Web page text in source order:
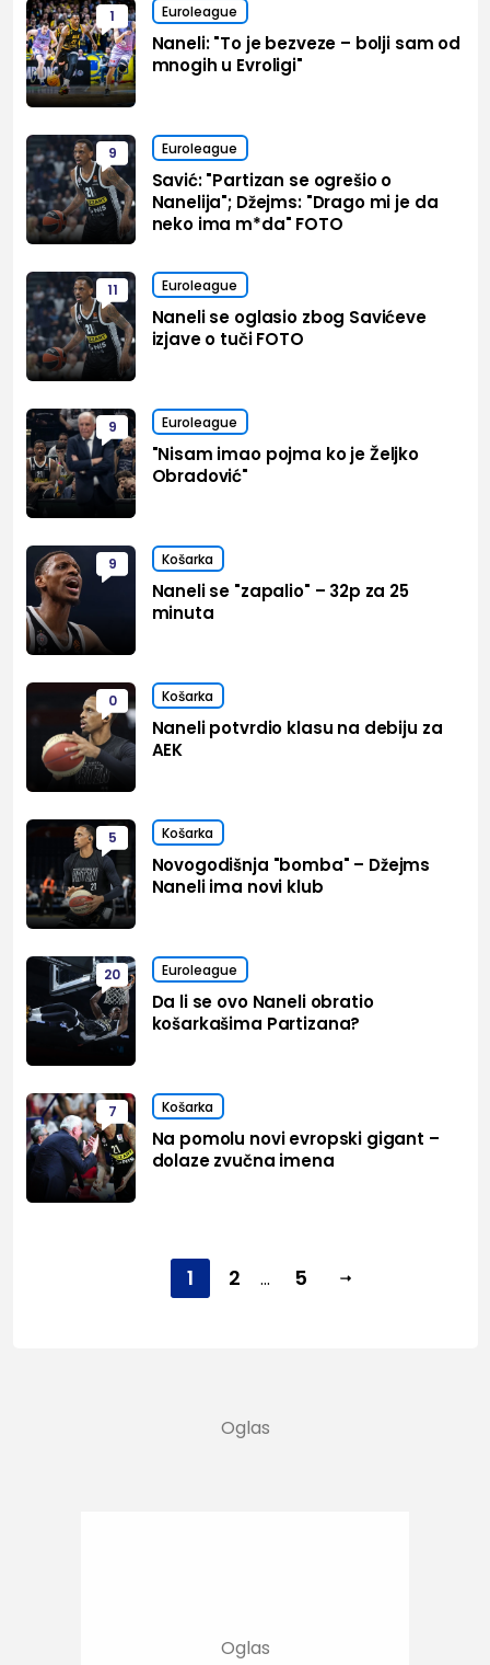
1 Euroleague
Naneli: "To je bezveze – bolji sam od
mnogih u Evroligi"
9 Euroleague
Savić: "Partizan se ogrešio o
Nanelija"; Džejms: "Drago mi je da
neko ima m*da" FOTO
11 Euroleague
Naneli se oglasio zbog Savićeve
izjave o tuči FOTO
9 Euroleague
"Nisam imao pojma ko je Željko
Obradović"
9 Košarka
Naneli se "zapalio" – 32p za 25
minuta
0 Košarka
Naneli potvrdio klasu na debiju za
AEK
5 Košarka
Novogodišnja "bomba" – Džejms
Naneli ima novi klub
20 Euroleague
Da li se ovo Naneli obratio
košarkašima Partizana?
7 Košarka
Na pomolu novi evropski gigant –
dolaze zvučna imena
1 2 ... 5